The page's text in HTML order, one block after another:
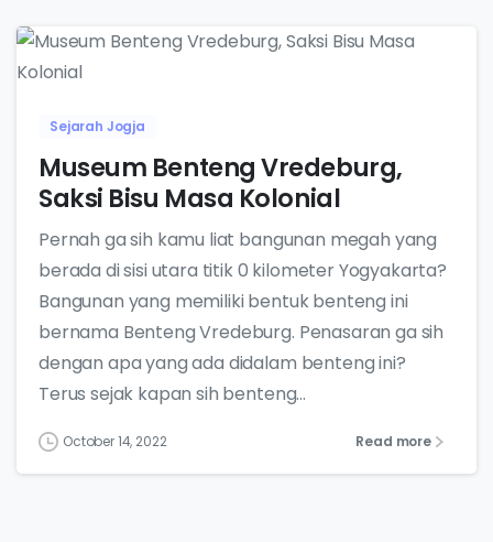
Sejarah Jogja
Museum Benteng Vredeburg,
Saksi Bisu Masa Kolonial
Pernah ga sih kamu liat bangunan megah yang
berada di sisi utara titik 0 kilometer Yogyakarta?
Bangunan yang memiliki bentuk benteng ini
bernama Benteng Vredeburg. Penasaran ga sih
dengan apa yang ada didalam benteng ini?
Terus sejak kapan sih benteng...
October 14, 2022 Read more